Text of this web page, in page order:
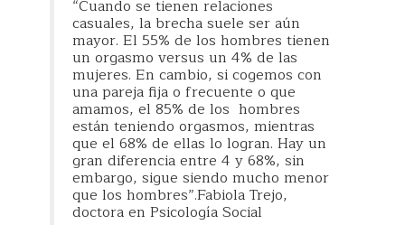
“Cuando se tienen relaciones
casuales, la brecha suele ser aún
mayor. El 55% de los hombres tienen
un orgasmo versus un 4% de las
mujeres. En cambio, si cogemos con
una pareja fija o frecuente o que
amamos, el 85% de los hombres
están teniendo orgasmos, mientras
que el 68% de ellas lo logran. Hay un
gran diferencia entre 4 y 68%, sin
embargo, sigue siendo mucho menor
que los hombres”.Fabiola Trejo,
doctora en Psicología Social